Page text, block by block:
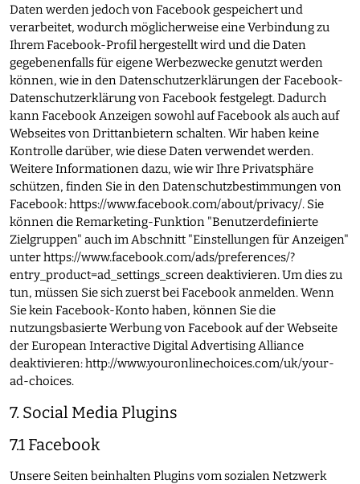
Daten werden jedoch von Facebook gespeichert und
verarbeitet, wodurch möglicherweise eine Verbindung zu
Ihrem Facebook-Profil hergestellt wird und die Daten
gegebenenfalls für eigene Werbezwecke genutzt werden
können, wie in den Datenschutzerklärungen der Facebook-
Datenschutzerklärung von Facebook festgelegt. Dadurch
kann Facebook Anzeigen sowohl auf Facebook als auch auf
Webseites von Drittanbietern schalten. Wir haben keine
Kontrolle darüber, wie diese Daten verwendet werden.
Weitere Informationen dazu, wie wir Ihre Privatsphäre
schützen, finden Sie in den Datenschutzbestimmungen von
Facebook:https://www.facebook.com/about/privacy/. Sie
können die Remarketing-Funktion "Benutzerdefinierte
Zielgruppen" auch im Abschnitt "Einstellungen für Anzeigen"
unterhttps://www.facebook.com/ads/preferences/?
entry_product=ad_settings_screendeaktivieren. Um dies zu
tun, müssen Sie sich zuerst bei Facebook anmelden. Wenn
Sie kein Facebook-Konto haben, können Sie die
nutzungsbasierte Werbung von Facebook auf der Webseite
der European Interactive Digital Advertising Alliance
deaktivieren:http://www.youronlinechoices.com/uk/your-
ad-choices.
7. Social Media Plugins
7.1 Facebook
Unsere Seiten beinhalten Plugins vom sozialen Netzwerk